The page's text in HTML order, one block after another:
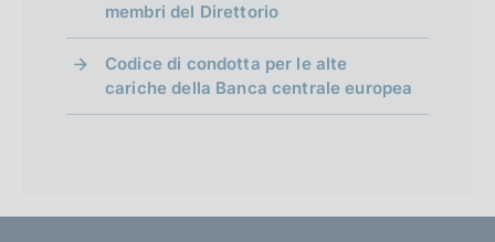
membri del Direttorio
Codice di condotta per le alte
cariche della Banca centrale europea